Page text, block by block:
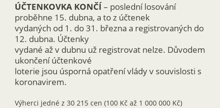
ÚČTENKOVKA KONČÍ– poslední losování
proběhne 15. dubna, a to z účtenek
vydaných od 1. do 31. března a registrovaných do
12. dubna. Účtenky
vydané až v dubnu už registrovat nelze. Důvodem
ukončení účtenkové
loterie jsou úsporná opatření vlády v souvislosti s
koronavirem.
Výherci jedné z 30 215 cen (100 Kč až 1 000 000 Kč)